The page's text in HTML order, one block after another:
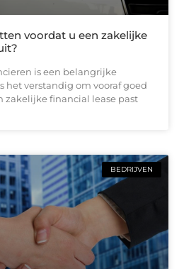
voordat u een zakelijke
is een belangrijke
het verstandig om vooraf goed
zakelijke financial lease past
BEDRIJVEN